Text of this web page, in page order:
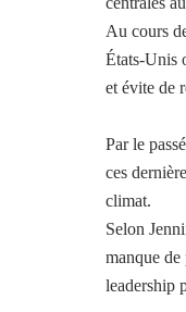
Au cours
États-Unis
et évite de
Par le
ces
climat.
Selon
manque
leadership